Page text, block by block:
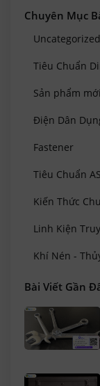
Chuyên Mục
Uncategorized
Tiêu Chuẩn
Sản phẩm mới
Điện Dân
Fastener
Tiêu Chuẩn
Kiến Thức
Linh Kiện
Khí Nén -
Bài Viết Gần